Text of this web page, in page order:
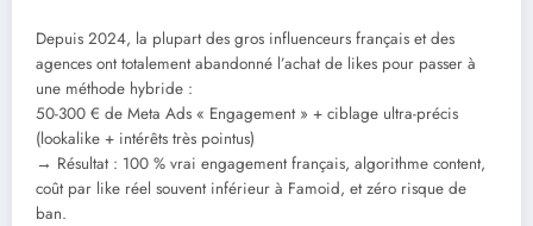
Depuis 2024, la plupart des gros influenceurs français et des
agences ont totalement abandonné l’achat de likes pour passer à
une méthode hybride :
50-300 € de Meta Ads « Engagement » + ciblage ultra-précis
(lookalike + intérêts très pointus)
→ Résultat : 100 % vrai engagement français, algorithme content,
coût par like réel souvent inférieur à Famoid, et zéro risque de
ban.